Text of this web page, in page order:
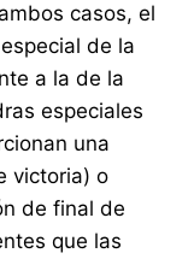
casos, el
de la
a la de la
especiales
una
victoria) o
de final de
que las